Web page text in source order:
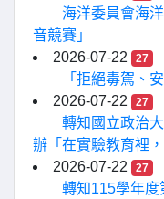
海洋委員會海
音競賽」
2026-07-22
27
「拒絕毒駕、
2026-07-22
27
轉知國立政治
辦「在實驗教育裡
2026-07-22
27
轉知115學年度